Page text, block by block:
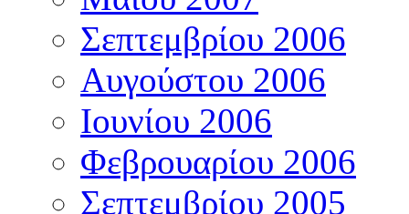
Σεπτεμβρίου 2006
Αυγούστου 2006
Ιουνίου 2006
Φεβρουαρίου 2006
Σεπτεμβρίου 2005